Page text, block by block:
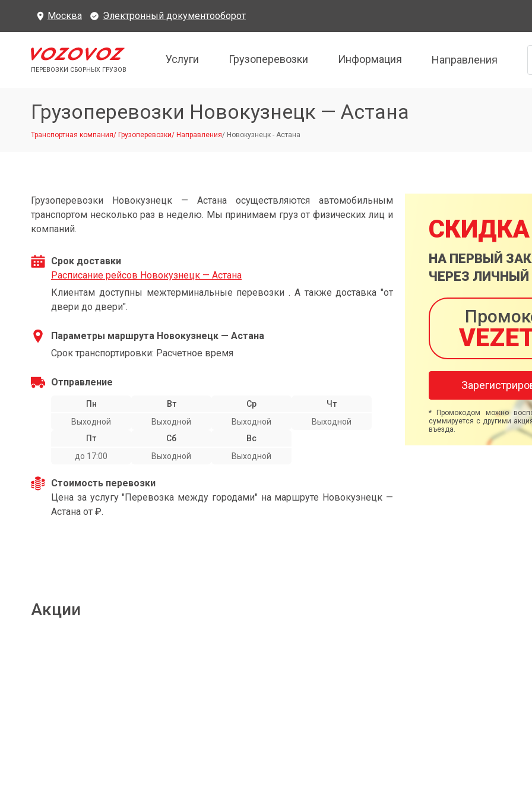
Москва Электронный документооборот
ПЕРЕВОЗКИ СБОРНЫХ ГРУЗОВ
Услуги Грузоперевозки Информация Направления
Грузоперевозки Новокузнецк — Астана
Транспортная компания/ Грузоперевозки/ Направления/ Новокузнецк - Астана
Грузоперевозки Новокузнецк — Астана осуществляются автомобильным
транспортом несколько раз в неделю. Мы принимаем груз от физических лиц и
компаний.
Срок доставки
Расписание рейсов Новокузнецк — Астана
Клиентам доступны межтерминальные перевозки . А также доставка "от
двери до двери".
Параметры маршрута Новокузнецк — Астана
Срок транспортировки: Расчетное время
Отправление
Пн
Выходной
Вт
Выходной
Ср
Выходной
Чт
Выходной
Пт
до 17:00
Сб
Выходной
Вс
Выходной
Стоимость перевозки
Цена за услугу "Перевозка между городами" на маршруте Новокузнецк —
Астана от ₽.
СКИДКА
НА ПЕРВЫЙ
ЧЕРЕЗ ЛИЧНЫЙ
* Промокодом можно
суммируется с другими
въезда.
Акции